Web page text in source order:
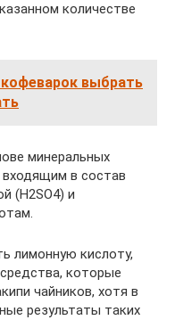
количестве
выбрать
минеральных
в состав
(H2SO4) и
лимонную кислоту,
которые
чайников, хотя в
результаты таких